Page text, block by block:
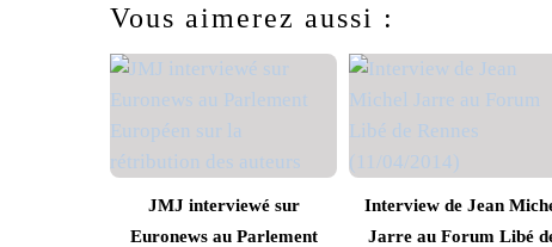
Vous aimerez aussi :
JMJ interviewé sur
Euronews au Parlement
Interview de Jean
Jarre au Forum Libé